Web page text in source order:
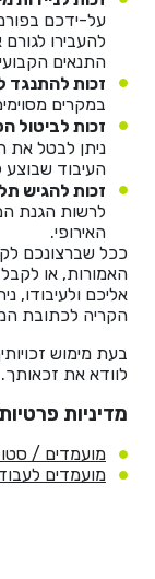
על-ידכם
להעבירו
התנאים
זכות להתנגד
במקרים
זכות לביטול
ניתן לבטל את
העיבוד שבוצע
זכות להגיש
לרשות הגנת
האירופי.
ככל שברצונכם
האמורות, או
אליכם ולעיבודו,
הקריה לכתובת
בעת מימוש
לוודא את זכאותך.
מדיניות
מועמדים /
מועמדים